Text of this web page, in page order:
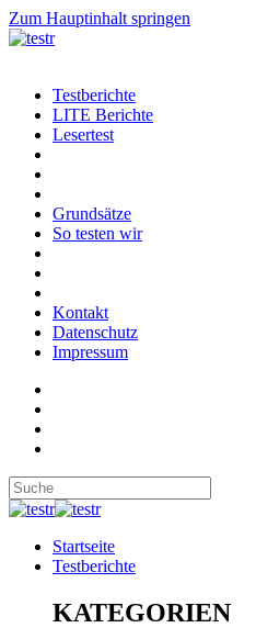
Zum Hauptinhalt springen
Testberichte
LITE Berichte
Lesertest
Grundsätze
So testen wir
Kontakt
Datenschutz
Impressum
Startseite
Testberichte
KATEGORIEN